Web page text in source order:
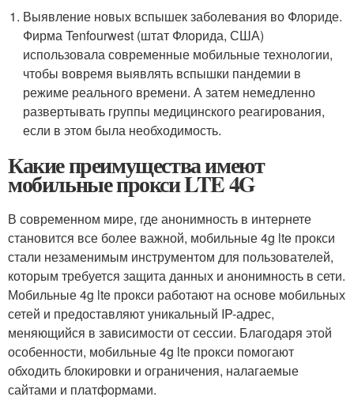
Выявление новых вспышек заболевания во Флориде.
Фирма Tenfourwest (штат Флорида, США)
использовала современные мобильные технологии,
чтобы вовремя выявлять вспышки пандемии в
режиме реального времени. А затем немедленно
развертывать группы медицинского реагирования,
если в этом была необходимость.
Какие преимущества имеют
мобильные прокси LTE 4G
В современном мире, где анонимность в интернете
становится все более важной, мобильные 4g lte прокси
стали незаменимым инструментом для пользователей,
которым требуется защита данных и анонимность в сети.
Мобильные 4g lte прокси работают на основе мобильных
сетей и предоставляют уникальный IP-адрес,
меняющийся в зависимости от сессии. Благодаря этой
особенности, мобильные 4g lte прокси помогают
обходить блокировки и ограничения, налагаемые
сайтами и платформами.